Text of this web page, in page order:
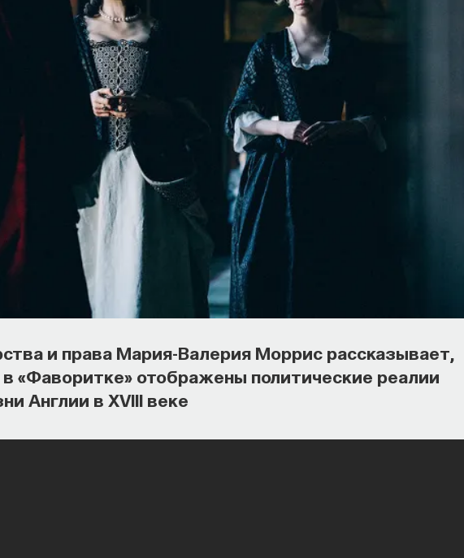
и права Мария-Валерия Моррис рассказывает,
в «Фаворитке» отображены политические реалии
Англии в XVIII веке